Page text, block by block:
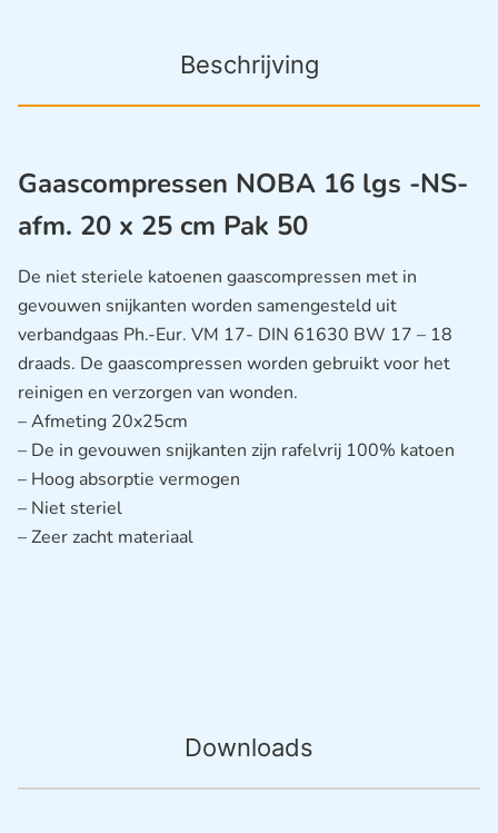
Beschrijving
Downloads
Gaascompressen NOBA 16 lgs -NS-
afm. 20 x 25 cm Pak 50
De niet steriele katoenen gaascompressen met in
gevouwen snijkanten worden samengesteld uit
verbandgaas Ph.-Eur. VM 17- DIN 61630 BW 17 – 18
draads. De gaascompressen worden gebruikt voor het
reinigen en verzorgen van wonden.
– Afmeting 20x25cm
– De in gevouwen snijkanten zijn rafelvrij 100% katoen
– Hoog absorptie vermogen
– Niet steriel
– Zeer zacht materiaal